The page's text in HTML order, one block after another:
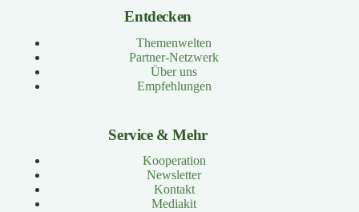
Entdecken
Themenwelten
Partner-Netzwerk
Über uns
Empfehlungen
Service & Mehr
Kooperation
Newsletter
Kontakt
Mediakit